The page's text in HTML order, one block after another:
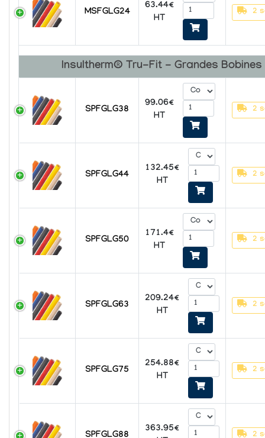
MSFGLG24
63.44€
HT
2
Insultherm® Tru-Fit - Grandes Bobines
SPFGLG38
99.06€
HT
2
SPFGLG44
132.45€
HT
2
SPFGLG50
171.4€
HT
2
SPFGLG63
209.24€
HT
2
SPFGLG75
254.88€
HT
2
SPFGLG88
363.95€
2